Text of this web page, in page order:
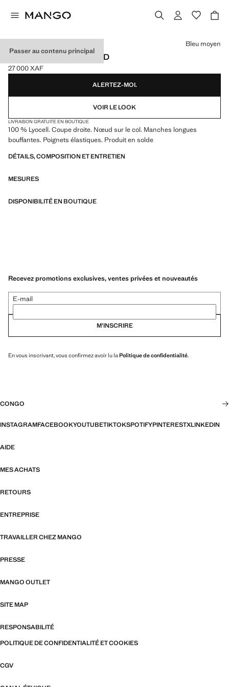
Passer au contenu principal
BLOUSE LYOCELL NŒUD
Prix actuel [27 000 XAF ]
27 000 XAF
Choisissez une couleur
Bleu moyen
ALERTEZ-MOI.
VOIR LE LOOK
LIVRAISON GRATUITE EN BOUTIQUE
100 % Lyocell. Coupe droite. Nœud sur le col. Manches longues
bouffantes. Poignets élastiques. Produit en solde
DÉTAILS, COMPOSITION ET ENTRETIEN
MESURES
DISPONIBILITÉ EN BOUTIQUE
Recevez promotions exclusives, ventes privées et nouveautés
E-mail
M’INSCRIRE
En vous inscrivant, vous confirmez avoir lu la Politique de confidentialité.
CONGO
INSTAGRAMFACEBOOKYOUTUBETIKTOKSPOTIFYPINTERESTXLINKEDIN
AIDE
MES ACHATS
RETOURS
ENTREPRISE
TRAVAILLER CHEZ MANGO
PRESSE
MANGO OUTLET
SITE MAP
RESPONSABILITÉ
POLITIQUE DE CONFIDENTIALITÉ ET COOKIES
CGV